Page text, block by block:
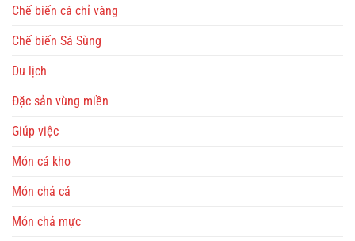
Chế biến cá chỉ vàng
Chế biến Sá Sùng
Du lịch
Đặc sản vùng miền
Giúp việc
Món cá kho
Món chả cá
Món chả mực